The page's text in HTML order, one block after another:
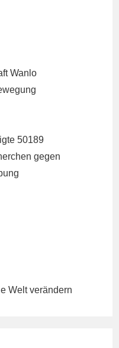
Wanlo
50189
gegen
Welt verändern